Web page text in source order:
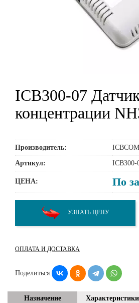
ICB300-07
концентрации
Производитель: ICBCOM
Артикул: ICB300-
ЦЕНА: По
УЗНАТЬ ЦЕНУ
ОПЛАТА И ДОСТАВКА
Поделиться:
Назначение Характеристики